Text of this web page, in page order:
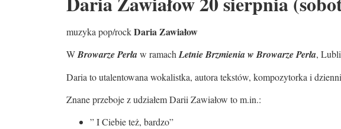
muzyka pop/rockDaria Zawiałow
WBrowarze Perław ramachLetnie Brzmienia w Browarze Perła,
Daria to utalentowana wokalistka, autora tekstów, kompozytorka i
Znane przeboje z udziałem Darii Zawiałow to m.in.:
” I Ciebie też, bardzo”